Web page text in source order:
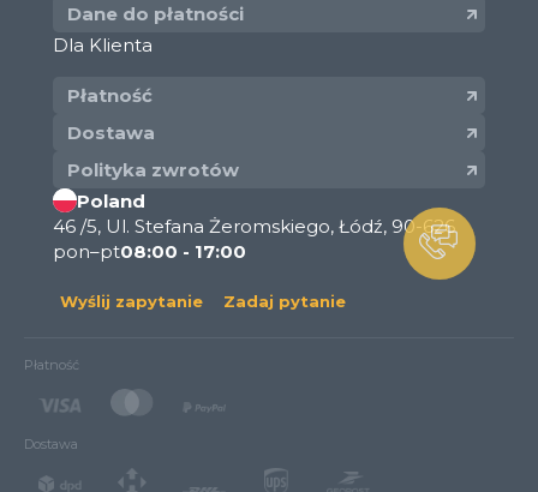
Dane do płatności
Dla Klienta
Płatność
Dostawa
Polityka zwrotów
Poland
46 /5, Ul. Stefana Żeromskiego, Łódź, 90-626
pon–pt08:00 - 17:00
Wyślij zapytanie Zadaj pytanie
Płatność
Dostawa